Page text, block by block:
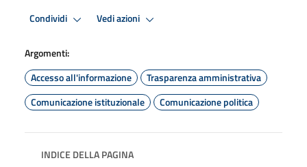
Condividi Vedi azioni
Argomenti:
Accesso all'informazione
Trasparenza amministrativa
Comunicazione istituzionale
Comunicazione politica
INDICE DELLA PAGINA